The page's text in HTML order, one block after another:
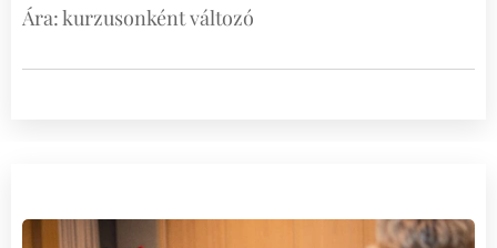
Ára: kurzusonként változó